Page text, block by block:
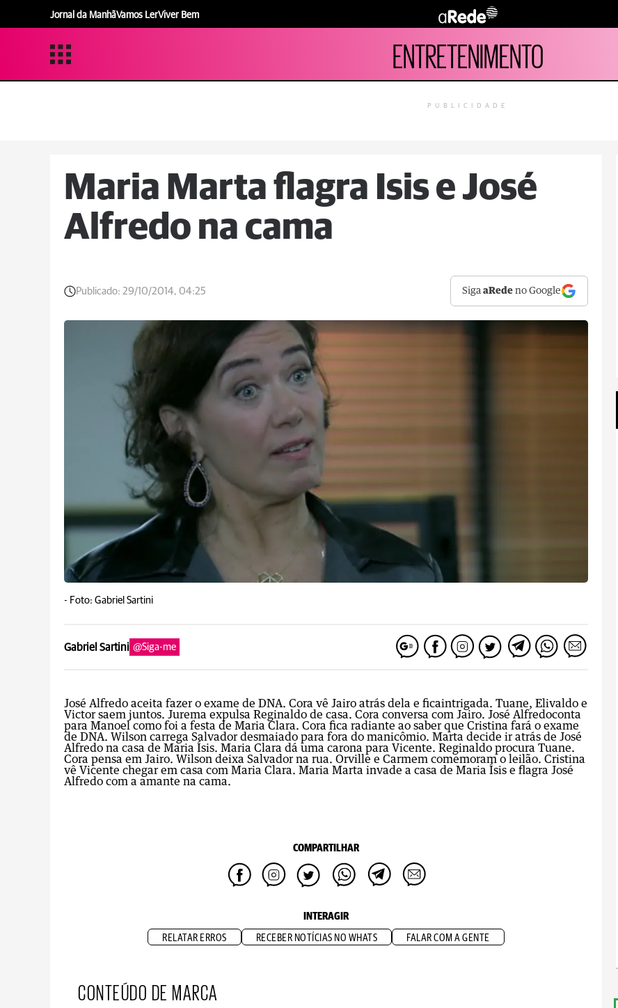
Jornal da ManhãVamos LerViver Bem
ENTRETENIMENTO
PUBLICIDADE
Maria Marta flagra Isis e José
Alfredo na cama
Publicado: 29/10/2014, 04:25 SigaaRede no Google
- Foto: Gabriel Sartini
Gabriel Sartini @Siga-me
José Alfredo aceita fazer o exame de DNA. Cora vê Jairo atrás dela e ficaintrigada. Tuane, Elivaldo e
Victor saem juntos. Jurema expulsa Reginaldo de casa. Cora conversa com Jairo. José Alfredoconta
para Manoel como foi a festa de Maria Clara. Cora fica radiante ao saber que Cristina fará o exame
de DNA. Wilson carrega Salvador desmaiado para fora do manicômio. Marta decide ir atrás de José
Alfredo na casa de Maria Ísis. Maria Clara dá uma carona para Vicente. Reginaldo procura Tuane.
Cora pensa em Jairo. Wilson deixa Salvador na rua. Orville e Carmem comemoram o leilão. Cristina
vê Vicente chegar em casa com Maria Clara. Maria Marta invade a casa de Maria Ísis e flagra José
Alfredo com a amante na cama.
COMPARTILHAR
INTERAGIR
RELATAR ERROS RECEBER NOTÍCIAS NO WHATS FALAR COM A GENTE
CONTEÚDO DE MARCA